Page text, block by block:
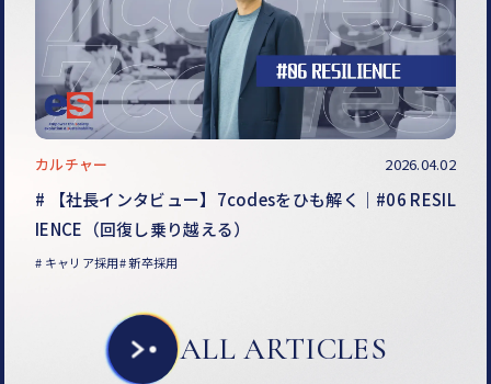
カルチャー 2026.04.02
【社長インタビュー】7codesをひも解く｜#06 RESIL
IENCE（回復し乗り越える）
キャリア採用 新卒採用
ALL ARTICLES